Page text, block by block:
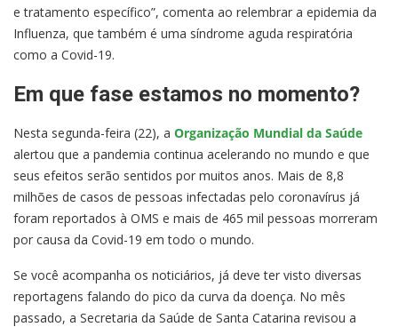
e tratamento específico”, comenta ao relembrar a epidemia da
Influenza, que também é uma síndrome aguda respiratória
como a Covid-19.
Em que fase estamos no momento?
Nesta segunda-feira (22), a Organização Mundial da Saúde
alertou que a pandemia continua acelerando no mundo e que
seus efeitos serão sentidos por muitos anos. Mais de 8,8
milhões de casos de pessoas infectadas pelo coronavírus já
foram reportados à OMS e mais de 465 mil pessoas morreram
por causa da Covid-19 em todo o mundo.
Se você acompanha os noticiários, já deve ter visto diversas
reportagens falando do pico da curva da doença. No mês
passado, a Secretaria da Saúde de Santa Catarina revisou a